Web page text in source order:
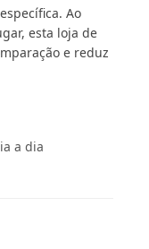
Ao
esta loja de
e reduz
a dia